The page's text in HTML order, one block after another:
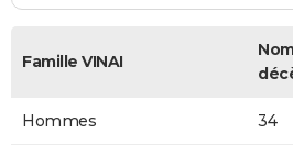
Famille VINAI
Hommes 34